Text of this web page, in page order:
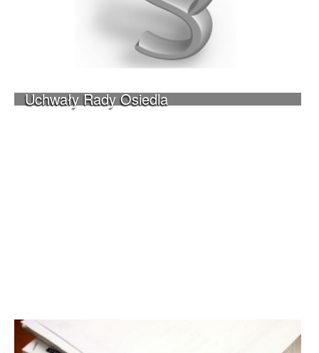
Uchwały Rady Osiedla